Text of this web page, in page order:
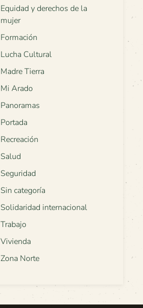
Equidad y derechos de la
mujer
Formación
Lucha Cultural
Madre Tierra
Mi Arado
Panoramas
Portada
Recreación
Salud
Seguridad
Sin categoría
Solidaridad internacional
Trabajo
Vivienda
Zona Norte